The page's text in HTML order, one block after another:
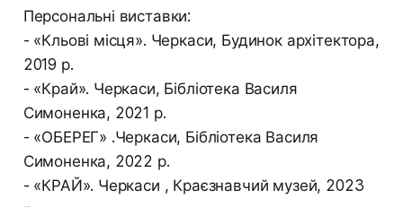
Персональні виставки:
- «Кльові місця». Черкаси, Будинок архітектора,
2019 р.
- «Край». Черкаси, Бібліотека Василя
Симоненка, 2021 р.
- «ОБЕРЕГ» .Черкаси, Бібліотека Василя
Симоненка, 2022 р.
- «КРАЙ». Черкаси , Краєзнавчий музей, 2023